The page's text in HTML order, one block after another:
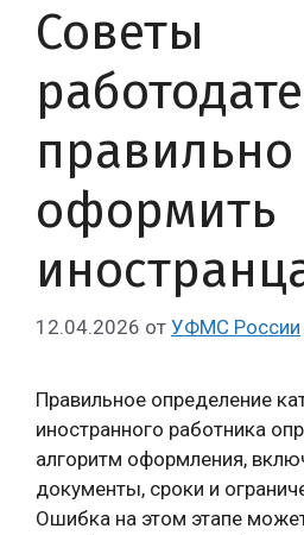
Советы
правильно
оформить
12.04.2026 от УФМС России
Правильное определение
иностранного работника
алгоритм оформления,
документы, сроки и
Ошибка на этом этапе